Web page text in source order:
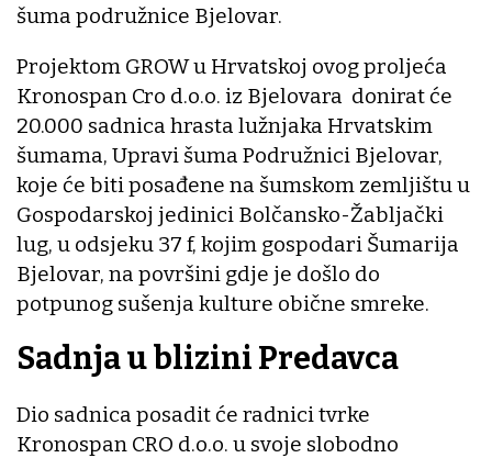
šuma podružnice Bjelovar.
Projektom GROW u Hrvatskoj ovog proljeća
Kronospan Cro d.o.o. iz Bjelovara donirat će
20.000 sadnica hrasta lužnjaka Hrvatskim
šumama, Upravi šuma Podružnici Bjelovar,
koje će biti posađene na šumskom zemljištu u
Gospodarskoj jedinici Bolčansko-Žabljački
lug, u odsjeku 37 f, kojim gospodari Šumarija
Bjelovar, na površini gdje je došlo do
potpunog sušenja kulture obične smreke.
Sadnja u blizini Predavca
Dio sadnica posadit će radnici tvrke
Kronospan CRO d.o.o. u svoje slobodno